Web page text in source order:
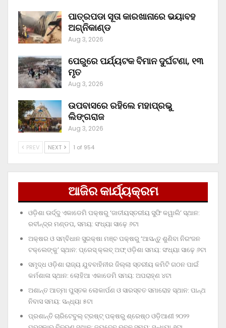
ପାତ୍ରପଡା ସୂତା କାରଖାନାରେ ଭୟାବହ
ଅଗ୍ନିକାଣ୍ଡ
Aug 3, 2026
ପେରୁରେ ପର୍ଯ୍ୟଟକ ବିମାନ ଦୁର୍ଘଟଣା, ୧୩
ମୃତ
Aug 3, 2026
ଉପବାସରେ ରହିଲେ ମହାପ୍ରଭୁ
ଲିଙ୍ଗରାଜ
Aug 3, 2026
PREV NEXT 1 of 954
ଆଜିର କାର୍ଯ୍ୟକ୍ରମ
ଓଡ଼ିଶା ଊର୍ଦ୍ଦୁ ଏକାଡେମି ପକ୍ଷରୁ ‘ଜାତୀୟସ୍ତରୀୟ ସୁଫି କୱାଲି’ ସ୍ଥାନ:
ରବୀନ୍ଦ୍ର ମଣ୍ଡପ, ସମୟ: ସଂଧ୍ୟା ସାଢ଼େ ୬ଟା
ଅକ୍ଷର ଓ ସମ୍ବିଧାନ ସୁରକ୍ଷା ମଞ୍ଚ ପକ୍ଷରୁ ‘ଆସନ୍ତୁ ଶୁଣିବା ନିରଂଜନ
ଟକ୍‌ଲେଙ୍କୁ’ ସ୍ଥାନ: ପ୍ରେସ୍‌ କ୍ଲବ୍‌ ଅଫ୍‌ ଓଡ଼ିଶା ସମୟ: ସଂଧ୍ୟା ସାଢ଼େ ୬ଟା
ସମୃଦ୍ଧ ଓଡ଼ିଶା ରାଜ୍ୟ ଯୁବବାହିନୀର ଜିଲ୍ଲା ସ୍ତରୀୟ କମିଟି ଗଠନ ପାଇଁ
କର୍ମଶାଳା ସ୍ଥାନ: ଲୋହିଆ ଏକାଡେମି ସମୟ: ଅପରାହ୍‌ଣ ୪ଟା
ଅଶାନ୍ତ ଆତ୍ମା ପୁସ୍ତକ ଲୋକାର୍ପଣ ଓ ସାରସ୍ବତ ସମାରୋହ ସ୍ଥାନ: ପାନ୍ଥ
ନିବାସ ସମୟ: ସନ୍ଧ୍ୟା ୫ଟା
ପ୍ରଶାନ୍ତି ଚାରିଟେବୁଲ୍‌ ଟ୍ରଷ୍ଟ୍‌ ପକ୍ଷରୁ ଶ୍ରେଷ୍ଠ ଓଡ଼ିଆଣୀ ୨୦୨୨